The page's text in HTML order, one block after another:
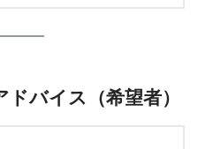
バイス（希望者）